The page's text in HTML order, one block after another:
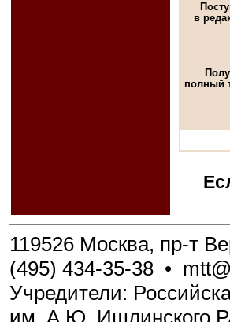
в
полный
119526 Москва, пр-т
(495) 434-35-38 •
Учредители:
им. А.Ю. Ишлинского